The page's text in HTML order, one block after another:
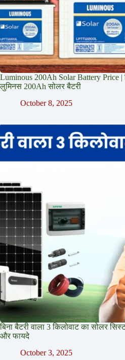
Luminous 200Ah Solar Battery Price​ |
लुमिनस 200Ah सोलर बैटरी
October 8, 2025
बिना बैटरी वाला 3 किलोवाट का सोलर
और फायदे
October 3, 2025